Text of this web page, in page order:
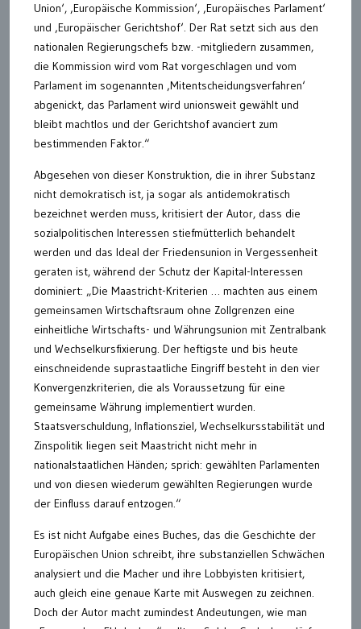
Union‘, ‚Europäische Kommission‘, ‚Europäisches Parlament‘
und ‚Europäischer Gerichtshof‘. Der Rat setzt sich aus den
nationalen Regierungschefs bzw. -mitgliedern zusammen,
die Kommission wird vom Rat vorgeschlagen und vom
Parlament im sogenannten ‚Mitentscheidungsverfahren‘
abgenickt, das Parlament wird unionsweit gewählt und
bleibt machtlos und der Gerichtshof avanciert zum
bestimmenden Faktor.“
Abgesehen von dieser Konstruktion, die in ihrer Substanz
nicht demokratisch ist, ja sogar als antidemokratisch
bezeichnet werden muss, kritisiert der Autor, dass die
sozialpolitischen Interessen stiefmütterlich behandelt
werden und das Ideal der Friedensunion in Vergessenheit
geraten ist, während der Schutz der Kapital-Interessen
dominiert: „Die Maastricht-Kriterien … machten aus einem
gemeinsamen Wirtschaftsraum ohne Zollgrenzen eine
einheitliche Wirtschafts- und Währungsunion mit Zentralbank
und Wechselkursfixierung. Der heftigste und bis heute
einschneidende suprastaatliche Eingriff besteht in den vier
Konvergenzkriterien, die als Voraussetzung für eine
gemeinsame Währung implementiert wurden.
Staatsverschuldung, Inflationsziel, Wechselkursstabilität und
Zinspolitik liegen seit Maastricht nicht mehr in
nationalstaatlichen Händen; sprich: gewählten Parlamenten
und von diesen wiederum gewählten Regierungen wurde
der Einfluss darauf entzogen.“
Es ist nicht Aufgabe eines Buches, das die Geschichte der
Europäischen Union schreibt, ihre substanziellen Schwächen
analysiert und die Macher und ihre Lobbyisten kritisiert,
auch gleich eine genaue Karte mit Auswegen zu zeichnen.
Doch der Autor macht zumindest Andeutungen, wie man